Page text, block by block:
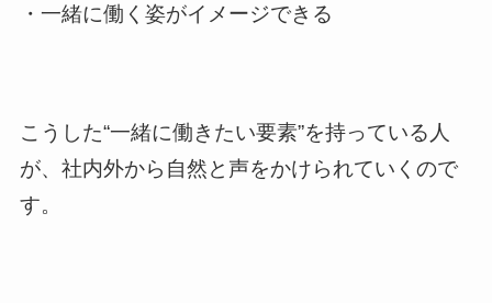
・一緒に働く姿がイメージできる
こうした“一緒に働きたい要素”を持っている人
が、社内外から自然と声をかけられていくので
す。